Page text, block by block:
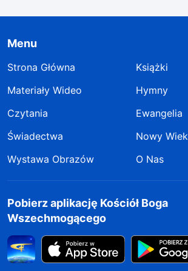
Menu
Strona Główna
Książki
Materiały Wideo
Hymny
Czytania
Ewangelia
Świadectwa
Nowy Wiek
Wystawa Obrazów
O Nas
Pobierz aplikację Kościół Boga
Wszechmogącego